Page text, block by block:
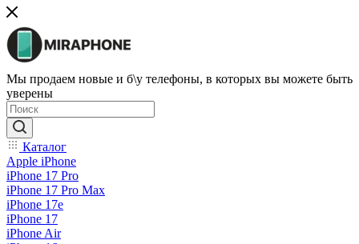
Мы продаем новые и б\у телефоны, в которых вы можете быть
уверены
Каталог
Apple iPhone
iPhone 17 Pro
iPhone 17 Pro Max
iPhone 17e
iPhone 17
iPhone Air